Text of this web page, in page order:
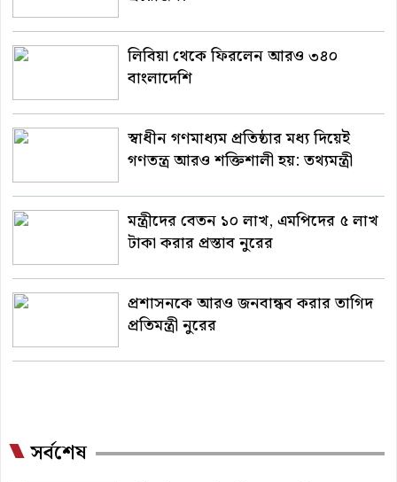
লিবিয়া থেকে ফিরলেন আরও ৩৪০
বাংলাদেশি
স্বাধীন গণমাধ্যম প্রতিষ্ঠার মধ্য দিয়েই
গণতন্ত্র আরও শক্তিশালী হয়: তথ্যমন্ত্রী
মন্ত্রীদের বেতন ১০ লাখ, এমপিদের ৫ লাখ
টাকা করার প্রস্তাব নুরের
প্রশাসনকে আরও জনবান্ধব করার তাগিদ
প্রতিমন্ত্রী নুরের
সর্বশেষ